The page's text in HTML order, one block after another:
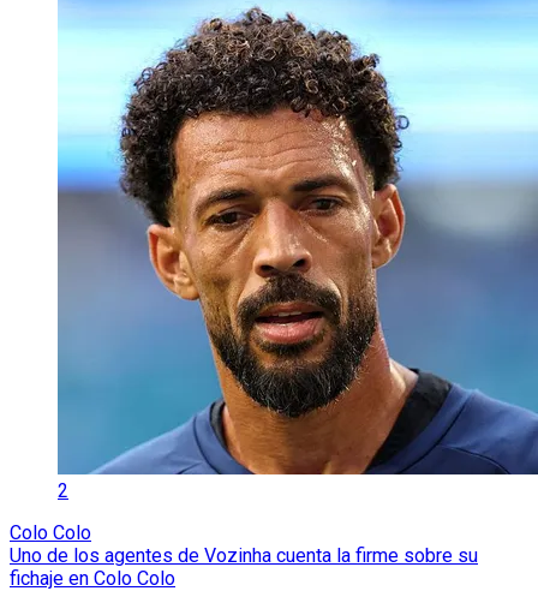
2
Colo Colo
Uno de los agentes de Vozinha cuenta la firme sobre su
fichaje en Colo Colo